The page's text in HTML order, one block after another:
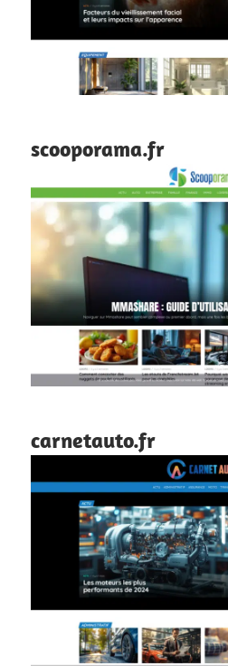
scooporama.fr
carnetauto.fr